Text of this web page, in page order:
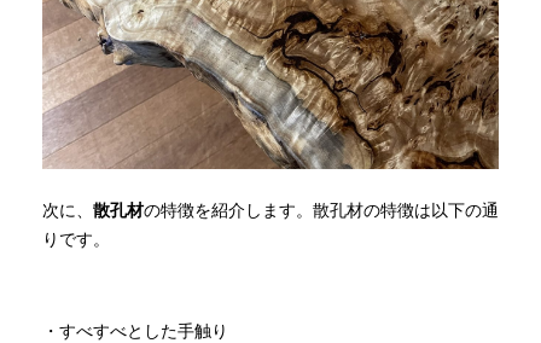
次に、 散孔材の特徴を紹介します。散孔材の特徴は以下の通
りです。
・すべすべとした手触り